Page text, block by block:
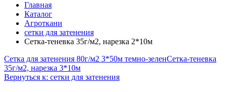
Главная
Каталог
Агроткани
сетки для затенения
Сетка-теневка 35г/м2, нарезка 2*10м
Сетка для затенения 80г/м2 3*50м темно-зеленСетка-теневка
35г/м2, нарезка 3*10м
Вернуться к: сетки для затенения